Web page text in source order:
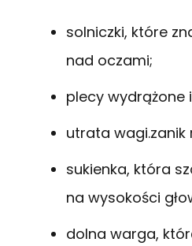
solniczki, które
nad oczami;
plecy wydrążone
utrata wagi.zanik
sukienka, która
na wysokości
dolna warga,